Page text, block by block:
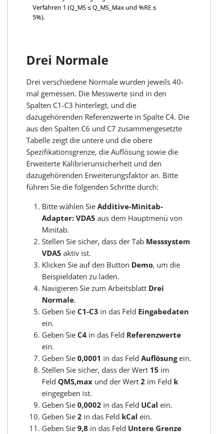
Verfahren 1 (Q_MS ≤Q_MS_Max und %RE ≤
5%).
Drei Normale
Drei verschiedene Normale wurden jeweils 40-
mal gemessen. Die Messwerte sind in den
Spalten C1-C3 hinterlegt, und die
dazugehörenden Referenzwerte in Spalte C4. Die
aus den Spalten C6 und C7 zusammengesetzte
Tabelle zeigt die untere und die obere
Spezifikationsgrenze, die Auflösung sowie die
Erweiterte Kalibrierunsicherheit und den
dazugehörenden Erweiterungsfaktor an. Bitte
führen Sie die folgenden Schritte durch:
Bitte wählen SieAdditive-Minitab-
Adapter: VDA5 aus dem Hauptmenü von
Minitab.
Stellen Sie sicher, dass der Tab Messsystem
VDA5 aktiv ist.
Klicken Sie auf den Button Demo, um die
Beispieldaten zu laden.
Navigieren Sie zum Arbeitsblatt Drei
Normale.
Geben SieC1-C3 in das Feld Eingabedaten
ein.
Geben SieC4 in das Feld Referenzwerte
ein.
Geben Sie0,0001 in das FeldAuflösungein.
Stellen Sie sicher, dass der Wert 15 im
FeldQMS,max und der Wert2 im Feld k
eingegeben ist.
Geben Sie0,0002 in das Feld UCal ein.
Geben Sie2 in das Feld kCal ein.
Geben Sie9,8 in das Feld Untere Grenze